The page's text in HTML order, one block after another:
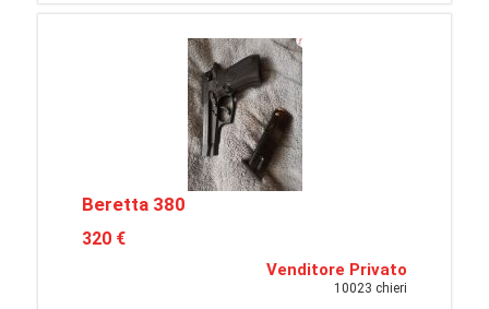
Beretta 380
320 €
Venditore Privato
10023 chieri